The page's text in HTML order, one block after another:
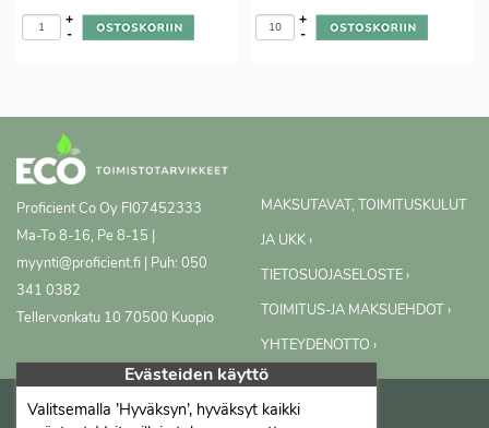
-
+
-
+
Proficient Co Oy FI07452333
Ma-To 8-16, Pe 8-15 |
myynti@proficient.fi | Puh: 050
341 0382
Tellervonkatu 10 70500 Kuopio
MAKSUTAVAT, TOIMITUSKULUT
JA UKK ›
TIETOSUOJASELOSTE ›
TOIMITUS-JA MAKSUEHDOT ›
YHTEYDENOTTO ›
Evästeiden käyttö
Valitsemalla ’Hyväksyn’, hyväksyt kaikki